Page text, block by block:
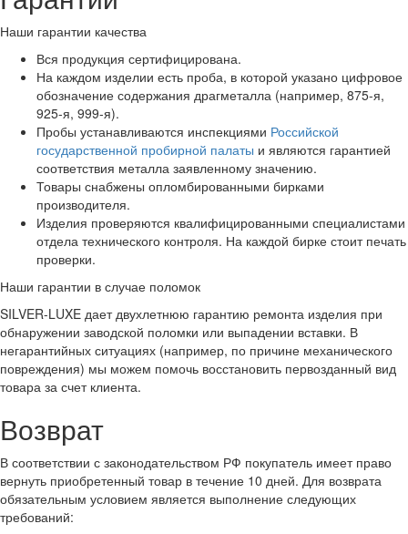
Наши гарантии качества
Вся продукция сертифицирована.
На каждом изделии есть проба, в которой указано цифровое
обозначение содержания драгметалла (например, 875-я,
925-я, 999-я).
Пробы устанавливаются инспекциями Российской
государственной пробирной палаты и являются гарантией
соответствия металла заявленному значению.
Товары снабжены опломбированными бирками
производителя.
Изделия проверяются квалифицированными специалистами
отдела технического контроля. На каждой бирке стоит печать
проверки.
Наши гарантии в случае поломок
SILVER-LUXE дает двухлетнюю гарантию ремонта изделия при
обнаружении заводской поломки или выпадении вставки. В
негарантийных ситуациях (например, по причине механического
повреждения) мы можем помочь восстановить первозданный вид
товара за счет клиента.
Возврат
В соответствии с законодательством РФ покупатель имеет право
вернуть приобретенный товар в течение 10 дней. Для возврата
обязательным условием является выполнение следующих
требований: